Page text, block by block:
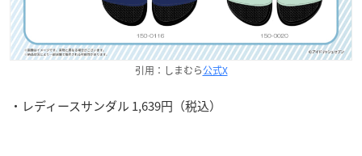
引用：しまむら公式X
・レディースサンダル 1,639円（税込）